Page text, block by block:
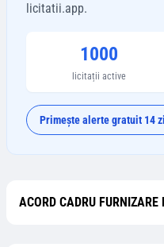
licitatii.app.
1000
licitații active
Primește alerte gratuit 14
ACORD CADRU